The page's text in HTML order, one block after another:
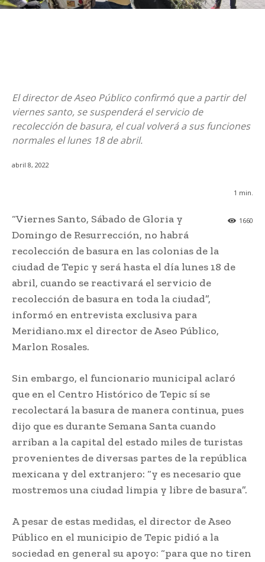
El director de Aseo Público confirmó que a partir del
viernes santo, se suspenderá el servicio de
recolección de basura, el cual volverá a sus funciones
normales el lunes 18 de abril.
abril 8, 2022
1 min.
1660
“Viernes Santo, Sábado de Gloria y
Domingo de Resurrección, no habrá
recolección de basura en las colonias de la
ciudad de Tepic y será hasta el día lunes 18 de
abril, cuando se reactivará el servicio de
recolección de basura en toda la ciudad”,
informó en entrevista exclusiva para
Meridiano.mx el director de Aseo Público,
Marlon Rosales.
Sin embargo, el funcionario municipal aclaró
que en el Centro Histórico de Tepic sí se
recolectará la basura de manera continua, pues
dijo que es durante Semana Santa cuando
arriban a la capital del estado miles de turistas
provenientes de diversas partes de la república
mexicana y del extranjero: “y es necesario que
mostremos una ciudad limpia y libre de basura”.
A pesar de estas medidas, el director de Aseo
Público en el municipio de Tepic pidió a la
sociedad en general su apoyo: “para que no tiren